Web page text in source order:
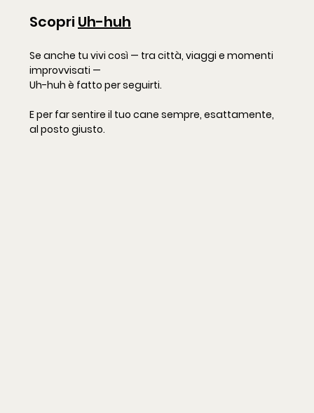
Scopri Uh-huh
Se anche tu vivi così — tra città, viaggi e momenti
improvvisati —
Uh-huh è fatto per seguirti.
E per far sentire il tuo cane sempre, esattamente,
al posto giusto.